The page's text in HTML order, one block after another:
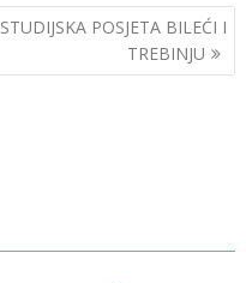
STUDIJSKA POSJETA BILEĆI I
TREBINJU